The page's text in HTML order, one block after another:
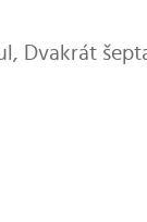
Dvakrát